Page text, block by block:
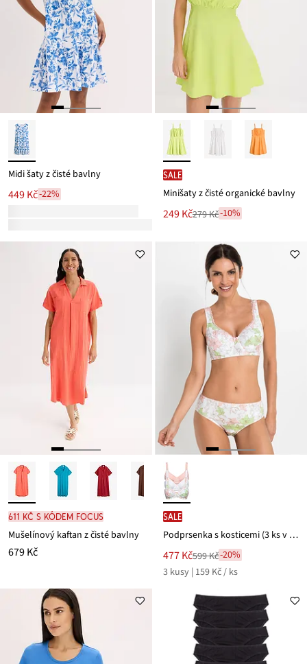
Midi šaty z čisté bavlny
449 Kč-22%
SALE
Minišaty z čisté organické bavlny
Nová
249 Kč
Zlevněno279 Kč-10%
611 Kč s kódem FOCUS
Mušelínový kaftan z čisté bavlny
679 Kč
SALE
Podprsenka s kosticemi (3 ks v balení) z bavlny
Nová
cena
je
477 Kč
Zlevněno
z
599 Kč-20%
3 kusy | 159 Kč / ks